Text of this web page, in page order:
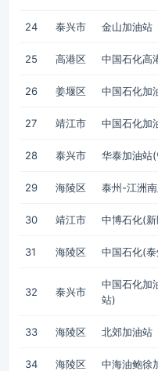
24 泰兴市 金山加油站
25 高港区 中国石化高
26 姜堰区 中国石化加
27 靖江市 中国石化加
28 泰兴市 华泰加油站
29 海陵区 泰州-江洲
30 靖江市 中博石化(
31 海陵区 中国石化(
32 泰兴市
中国石化加
站)
33 海陵区 北郊加油站
34 海陵区 中海油鲍徐